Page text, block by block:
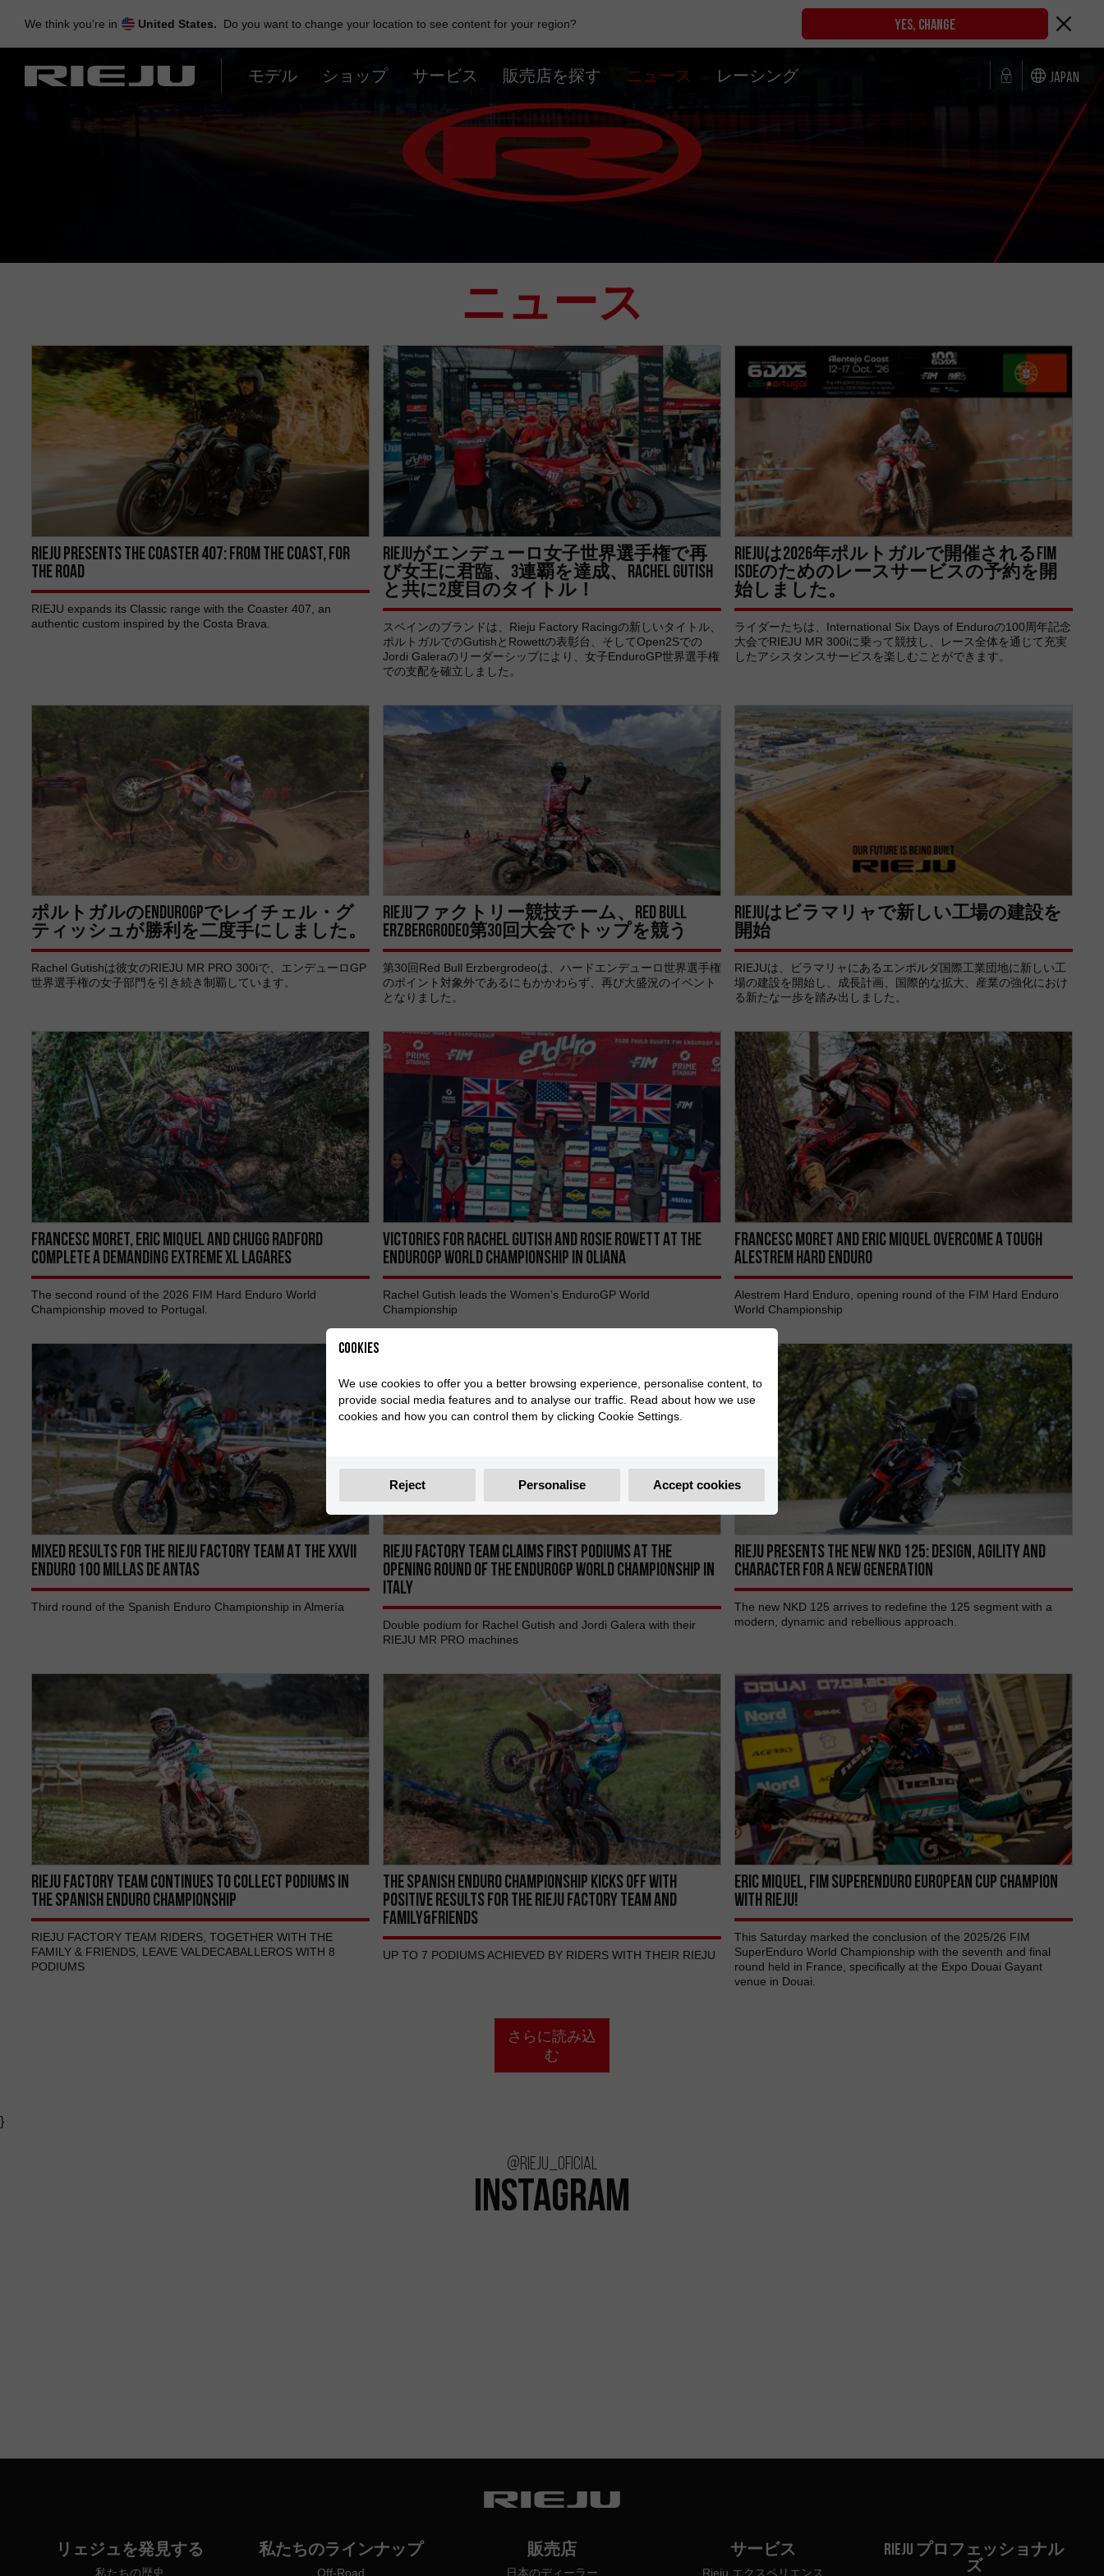
content
We think you're in United States. Do you want to change your location to see content for your region? YES, CHANGE
モデル ショップ サービス 販売店を探す ニュース レーシング Japan
ニュース
RIEJU PRESENTS THE COASTER 407: FROM THE COAST, FOR
THE ROAD
RIEJU expands its Classic range with the Coaster 407, an
authentic custom inspired by the Costa Brava.
RIEJUがエンデューロ女子世界選手権で再
び女王に君臨、3連覇を達成、RACHEL GUTISH
と共に2度目のタイトル！
スペインのブランドは、Rieju Factory Racingの新しいタイトル、
ポルトガルでのGutishとRowettの表彰台、そしてOpen2Sでの
Jordi Galeraのリーダーシップにより、女子EnduroGP世界選手権
での支配を確立しました。
RIEJUは2026年ポルトガルで開催されるFIM
ISDEのためのレースサービスの予約を開
始しました。
ライダーたちは、International Six Days of Enduroの100周年記念
大会でRIEJU MR 300iに乗って競技し、レース全体を通じて充実
したアシスタンスサービスを楽しむことができます。
ポルトガルのENDUROGPでレイチェル・グ
ティッシュが勝利を二度手にしました。
Rachel Gutishは彼女のRIEJU MR PRO 300iで、エンデューロGP
世界選手権の女子部門を引き続き制覇しています。
RIEJUファクトリー競技チーム、Red Bull
Erzbergrodeo第30回大会でトップを競う
第30回Red Bull Erzbergrodeoは、ハードエンデューロ世界選手権
のポイント対象外であるにもかかわらず、再び大盛況のイベント
となりました。
RIEJUはビラマリャで新しい工場の建設を
開始
RIEJUは、ビラマリャにあるエンポルダ国際工業団地に新しい工
場の建設を開始し、成長計画、国際的な拡大、産業の強化におけ
る新たな一歩を踏み出しました。
Francesc Moret, Eric Miquel AND Chugg Radford
COMPLETE A DEMANDING EXTREME XL LAGARES
The second round of the 2026 FIM Hard Enduro World
Championship moved to Portugal.
VICTORIES FOR Rachel Gutish AND Rosie Rowett AT THE
ENDUROGP WORLD CHAMPIONSHIP IN OLIANA
Rachel Gutish leads the Women’s EnduroGP World
Championship
FRANCESC MORET AND ERIC MIQUEL OVERCOME A TOUGH
ALESTREM HARD ENDURO
Alestrem Hard Enduro, opening round of the FIM Hard Enduro
World Championship
MIXED RESULTS FOR THE RIEJU FACTORY TEAM AT THE XXVII
ENDURO 100 MILLAS DE ANTAS
Third round of the Spanish Enduro Championship in Almería
RIEJU FACTORY TEAM CLAIMS FIRST PODIUMS AT THE
OPENING ROUND OF THE ENDUROGP WORLD CHAMPIONSHIP IN
ITALY
Double podium for Rachel Gutish and Jordi Galera with their
RIEJU MR PRO machines
RIEJU PRESENTS THE NEW NKD 125: DESIGN, AGILITY AND
CHARACTER FOR A NEW GENERATION
The new NKD 125 arrives to redefine the 125 segment with a
modern, dynamic and rebellious approach.
RIEJU FACTORY TEAM CONTINUES TO COLLECT PODIUMS IN
THE SPANISH ENDURO CHAMPIONSHIP
RIEJU FACTORY TEAM RIDERS, TOGETHER WITH THE
FAMILY & FRIENDS, LEAVE VALDECABALLEROS WITH 8
PODIUMS
THE SPANISH ENDURO CHAMPIONSHIP KICKS OFF WITH
POSITIVE RESULTS FOR THE RIEJU FACTORY TEAM AND
FAMILY&FRIENDS
UP TO 7 PODIUMS ACHIEVED BY RIDERS WITH THEIR RIEJU
ERIC MIQUEL, FIM SUPERENDURO EUROPEAN CUP CHAMPION
WITH RIEJU!
This Saturday marked the conclusion of the 2025/26 FIM
SuperEnduro World Championship with the seventh and final
round held in France, specifically at the Expo Douai Gayant
venue in Douai.
さらに読み込
む
}
@rieju_oficial
INSTAGRAM
リェジュを発見する
私たちの歴史
私たちのラインナップ
Off-Road
販売店
日本のディーラー
サービス
Rieju エクスペリエンス
Rieju プロフェッショナル
ズ
Cookies
We use cookies to offer you a better browsing experience, personalise content, to
provide social media features and to analyse our traffic. Read about how we use
cookies and how you can control them by clicking Cookie Settings.
Reject Personalise Accept cookies